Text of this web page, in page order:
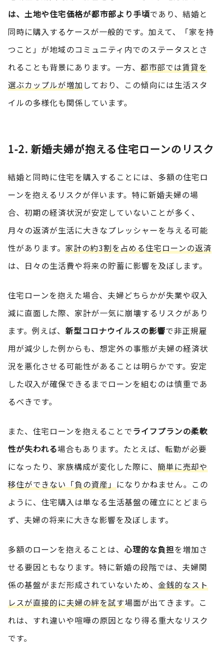
は、土地や住宅価格が都市部より手頃であり、結婚と
同時に購入するケースが一般的です。加えて、「家を持
つこと」が地域のコミュニティ内でのステータスとさ
れることも背景にあります。一方、 都市部では賃貸を
選ぶカップルが増加 しており、この傾向には生活スタ
イルの多様化も関係しています。
1-2. 新婚夫婦が抱える住宅ローンのリスク
結婚と同時に住宅を購入することには、多額の住宅ロ
ーンを抱えるリスクが伴います。特に新婚夫婦の場
合、初期の経済状況が安定していないことが多く、
月々の返済が生活に大きなプレッシャーを与える可能
性があります。 家計の約3割を占める住宅ローンの返済
は、日々の生活費や将来の貯蓄に影響を及ぼします。
住宅ローンを抱えた場合、夫婦どちらかが失業や収入
減に直面した際、家計が一気に崩壊するリスクがあり
ます。例えば、 新型コロナウイルスの影響で非正規雇
用が減少した例からも、想定外の事態が夫婦の経済状
況を悪化させる可能性があることは明らかです。安定
した収入が確保できるまでローンを組むのは慎重であ
るべきです。
また、住宅ローンを抱えることでライフプランの柔軟
性が失われる場合もあります。たとえば、転勤が必要
になったり、家族構成が変化した際に、 簡単に売却や
移住ができない「負の資産」になりかねません。この
ように、住宅購入は単なる生活基盤の確立にとどまら
ず、夫婦の将来に大きな影響を及ぼします。
多額のローンを抱えることは、 心理的な負担を増加さ
せる要因ともなります。特に新婚の段階では、夫婦関
係の基盤がまだ形成されていないため、 金銭的なスト
レスが直接的に夫婦の絆を試す場面が出てきます。こ
れは、すれ違いや喧嘩の原因となり得る重大なリスク
です。